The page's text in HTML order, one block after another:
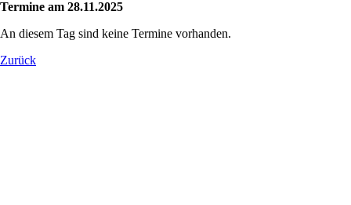
Termine am 28.11.2025
An diesem Tag sind keine Termine vorhanden.
Zurück